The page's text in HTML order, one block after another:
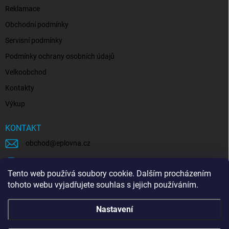
Tento web používá soubory cookie. Dalším procházením
tohoto webu vyjadřujete souhlas s jejich používáním.
Nastavení
Reklamace
Obchodní podmínky
Servisní podmínky
Podmínky ochrany osobních údajů
Velkoobchod
Kontakty
Výkup
KONTAKT
obchod @eplovna.cz
eplovna.cz